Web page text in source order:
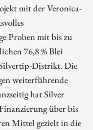
mit der Veronica-
Proben mit bis zu
76,8 % Blei
Distrikt. Die
weiterführende
hat Silver
über bis
Mittel gezielt in die